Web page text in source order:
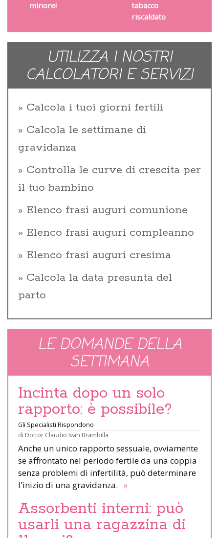
minore!
tabacco
riscaldato
UTILIZZA I NOSTRI
CALCOLATORI E SERVIZI
Calcola i tuoi giorni fertili
Calcola le settimane di
gravidanza
Controlla le curve di crescita per
il tuo bambino
Elenco frasi auguri comunione
Elenco frasi auguri compleanno
Elenco frasi auguri cresima
Calcola la data presunta del
parto
LE DOMANDE DELLA
SETTIMANA
Incinta dopo un solo
rapporto: è possibile?
Gli Specialisti Rispondono
di Dottor Claudio Ivan Brambilla
Anche un unico rapporto sessuale, ovviamente
se affrontato nel periodo fertile da una coppia
senza problemi di infertilità, può determinare
l'inizio di una gravidanza. »
Assorbenti interni: può
usarli una ragazzina di